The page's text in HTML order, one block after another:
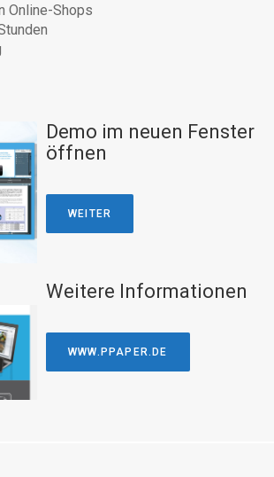
Online-Shops
Demo im neuen Fenster
öffnen
WEITER
Weitere Informationen
WWW.PPAPER.DE